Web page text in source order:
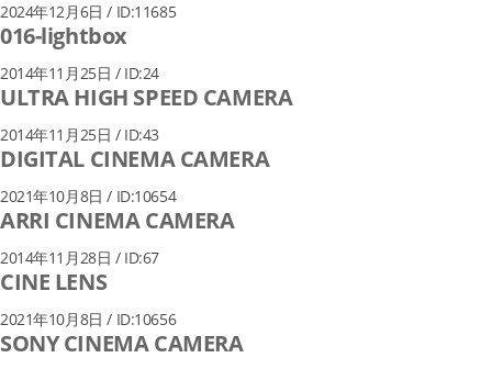
2024年12月6日 / ID:11685
016-lightbox
2014年11月25日 / ID:24
ULTRA HIGH SPEED CAMERA
2014年11月25日 / ID:43
DIGITAL CINEMA CAMERA
2021年10月8日 / ID:10654
ARRI CINEMA CAMERA
2014年11月28日 / ID:67
CINE LENS
2021年10月8日 / ID:10656
SONY CINEMA CAMERA